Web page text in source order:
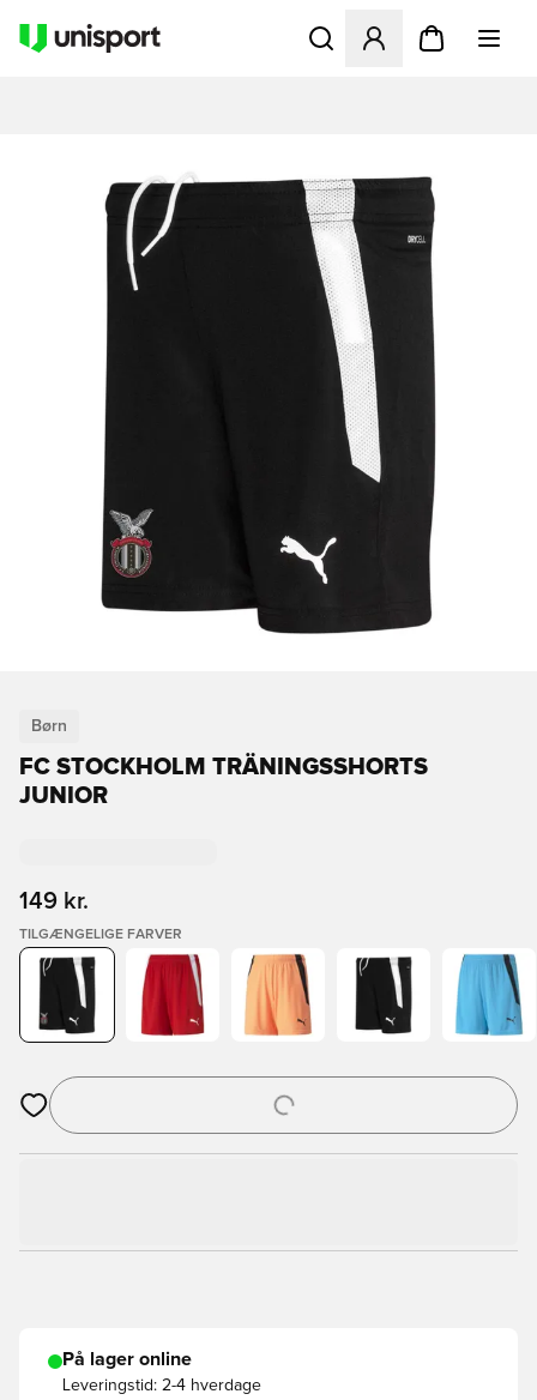
Åbner en Modal til at
Børn
FC STOCKHOLM TRÄNINGSSHORTS
JUNIOR
149 kr.
TILGÆNGELIGE FARVER
Åbner en Modal til at logge ind eller tilmelde dig som medlem
På lager online
Leveringstid: 2-4 hverdage